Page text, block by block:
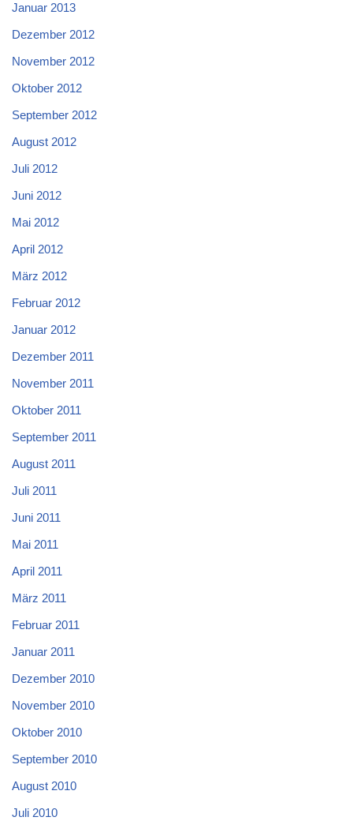
Januar 2013
Dezember 2012
November 2012
Oktober 2012
September 2012
August 2012
Juli 2012
Juni 2012
Mai 2012
April 2012
März 2012
Februar 2012
Januar 2012
Dezember 2011
November 2011
Oktober 2011
September 2011
August 2011
Juli 2011
Juni 2011
Mai 2011
April 2011
März 2011
Februar 2011
Januar 2011
Dezember 2010
November 2010
Oktober 2010
September 2010
August 2010
Juli 2010